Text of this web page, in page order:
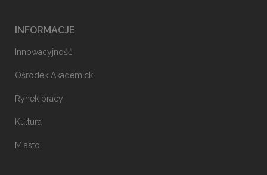
INFORMACJE
Innowacyjność
Ośrodek Akademicki
Rynek pracy
Kultura
Miasto